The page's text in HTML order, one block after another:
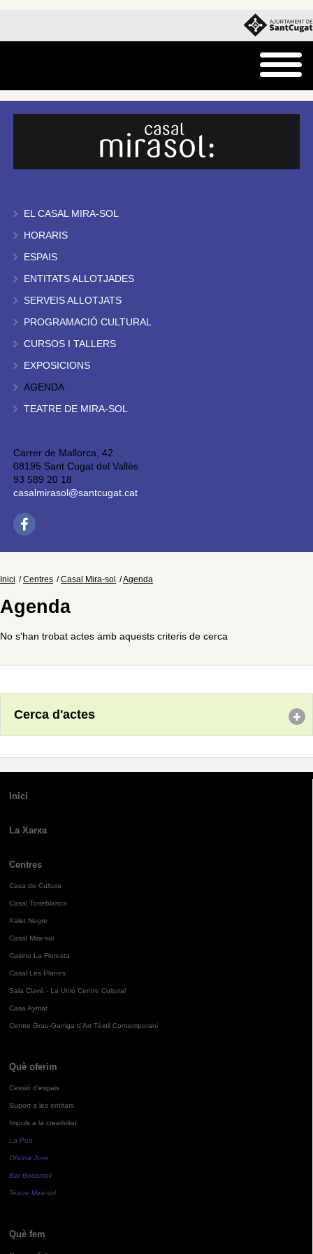
EL CASAL MIRA-SOL
HORARIS
ESPAIS
ENTITATS ALLOTJADES
SERVEIS ALLOTJATS
PROGRAMACIÓ CULTURAL
CURSOS I TALLERS
EXPOSICIONS
AGENDA
TEATRE DE MIRA-SOL
Carrer de Mallorca, 42
08195 Sant Cugat del Vallès
93 589 20 18
casalmirasol@santcugat.cat
Inici Centres Casal Mira-sol Agenda
Agenda
No s'han trobat actes amb aquests criteris de cerca
Cerca d'actes
Inici
La Xarxa
Centres
Casa de Cultura
Casal Torreblanca
Xalet Negre
Casal Mira-sol
Casino La Floresta
Casal Les Planes
Sala Clavé - La Unió Centre Cultural
Casa Aymat
Centre Grau-Garriga d'Art Tèxtil Contemporani
Què oferim
Cessió d'espais
Suport a les entitats
Impuls a la creativitat
La Pua
Oficina Jove
Bar Bocamoll
Teatre Mira-sol
Què fem